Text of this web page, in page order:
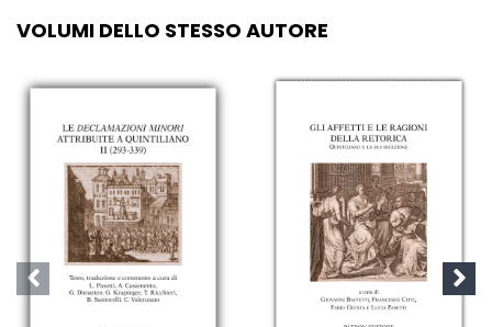
VOLUMI DELLO STESSO AUTORE